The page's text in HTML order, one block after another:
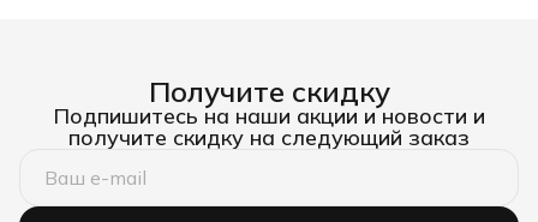
Получите скидку
Подпишитесь на наши акции и новости и
получите скидку на следующий заказ